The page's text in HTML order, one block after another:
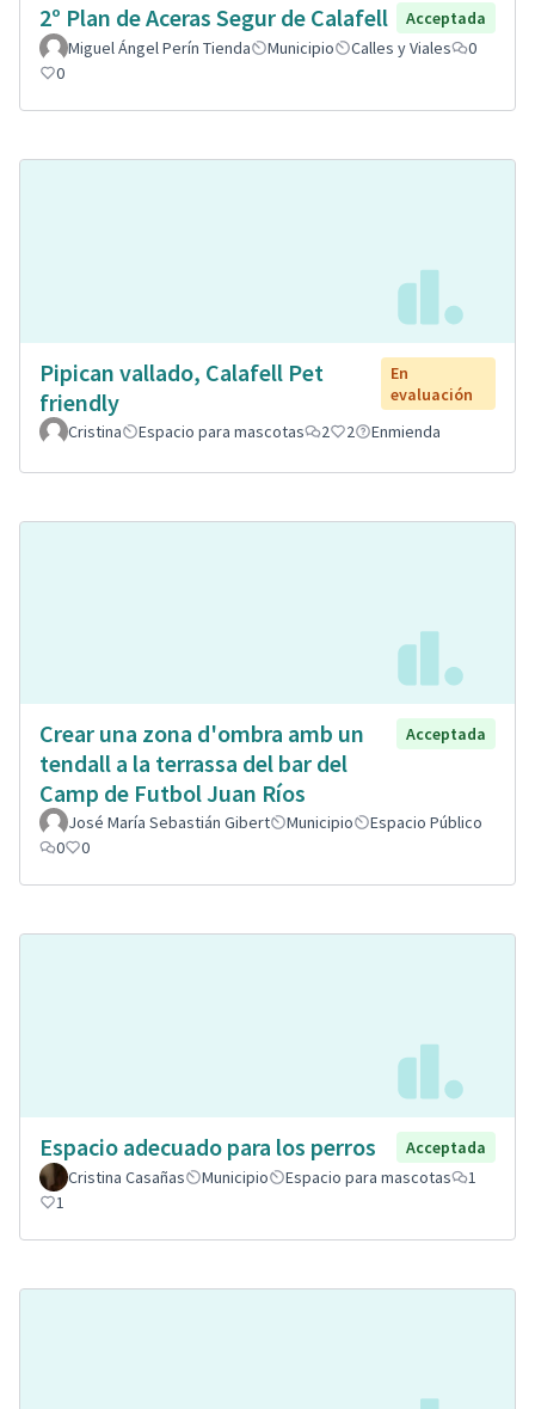
2º Plan de Aceras Segur de Calafell
Acceptada
Miguel Ángel Perín Tienda
Municipio Calles y Viales
0
0
Pipican vallado, Calafell Pet
friendly
En
evaluación
Cristina
Espacio para mascotas 2 2 Enmienda
Crear una zona d'ombra amb un
tendall a la terrassa del bar del
Camp de Futbol Juan Ríos
Acceptada
José María Sebastián Gibert Municipio
Espacio Público
0
0
Espacio adecuado para los perros
Acceptada
Cristina Casañas
Municipio Espacio para mascotas
1
1